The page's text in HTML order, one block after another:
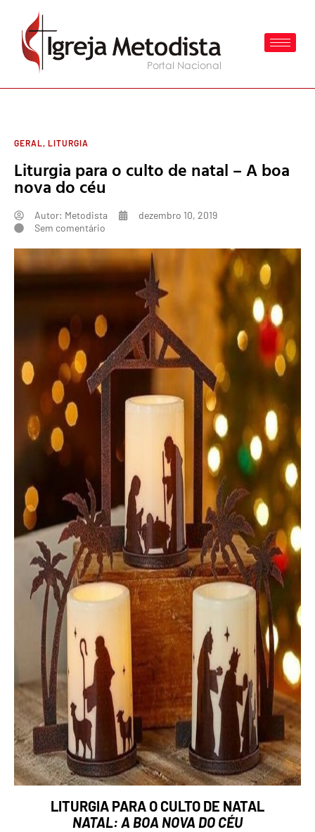
GERAL, LITURGIA
Liturgia para o culto de natal – A boa
nova do céu
Autor: Metodista
dezembro 10, 2019
Sem comentário
LITURGIA PARA O CULTO DE NATAL
NATAL: A BOA NOVA DO CÉU